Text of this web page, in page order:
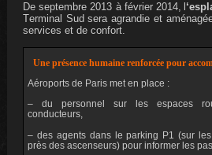
De septembre 2013 à février2014,
Terminal Sud seraagrandie et aménag
services et de confort.
Une présence humaine renforcée pour
Aéroports de Paris met en place :
– du personnel sur les espaces
conducteurs,
– des agents dans le parking P1 (sur
près des ascenseurs) pour informer les